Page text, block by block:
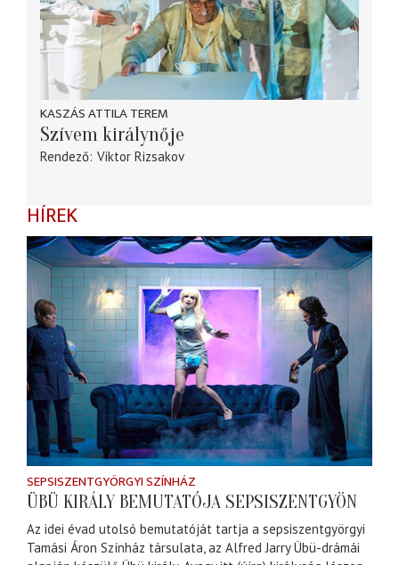
KASZÁS ATTILA TEREM
Szívem királynője
Rendező Viktor Rizsakov
HÍREK
SEPSISZENTGYÖRGYI SZÍNHÁZ
ÜBÜ KIRÁLY BEMUTATÓJA SEPSISZENTGYÖN
Az idei évad utolsó bemutatóját tartja a sepsiszentgyörgyi
Tamási Áron Színház társulata, az Alfred Jarry Übü-drámái